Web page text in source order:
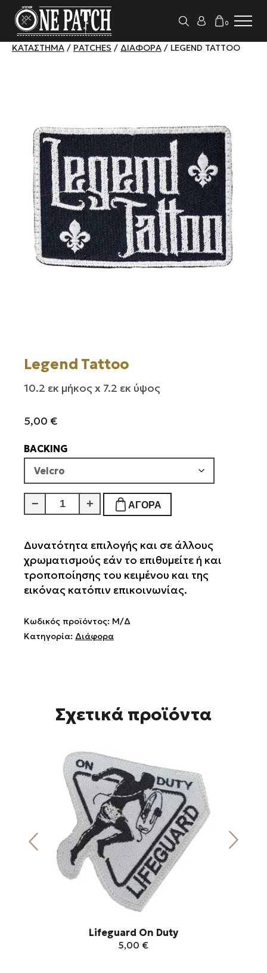
0
ΚΑΤΆΣΤΗΜΑ / PATCHES / ΔΙΆΦΟΡΑ / LEGEND TATTOO
Legend Tattoo
10.2 εκ μήκος x 7.2 εκ ύψος
5,00 €
BACKING
−
Legend
Tattoo
+ ΑΓΟΡΆ
Δυνατότητα επιλογής και σε άλλους
χρωματισμούς εάν το επιθυμείτε ή και
τροποποίησης του κειμένου και της
εικόνας κατόπιν επικοινωνίας.
Κωδικός προϊόντος: Μ/Δ
Κατηγορία: Διάφορα
Σχετικά προϊόντα
Lifeguard On Duty
5,00 €